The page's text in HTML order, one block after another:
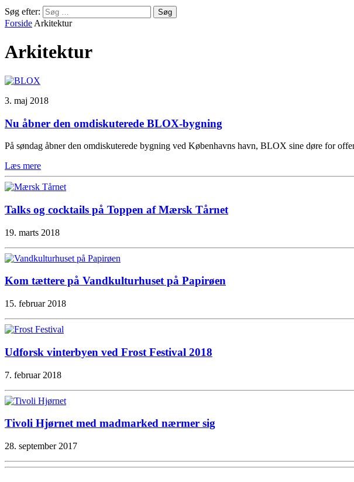
Søg efter:
Forside Arkitektur
Arkitektur
3. maj 2018
Nu åbner den omdiskuterede BLOX-bygning
På søndag åbner den omdiskuterede bygning ved Københavns havn, BLOX sine døre for
Læs mere
Talks og cocktails på Toppen af Mærsk Tårnet
19. marts 2018
Kom tættere på Vandkulturhuset på Papirøen
15. februar 2018
Udforsk vinterbyen ved Frost Festival 2018
7. februar 2018
Tivoli Hjørnet med madmarked nærmer sig
28. september 2017